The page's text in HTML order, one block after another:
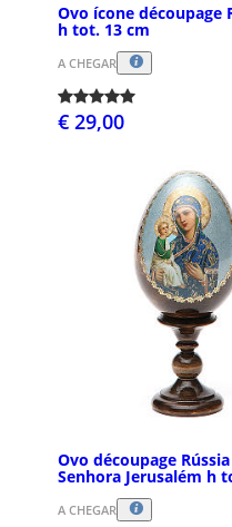
Ovo ícone découpage
h tot. 13 cm
A CHEGAR
€ 29,00
Ovo découpage
Senhora Jerusalém h
A CHEGAR